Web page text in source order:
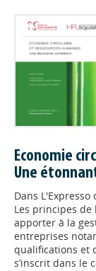
Economie
Une
Dans L'Expresso
Les principes de
apporter à la
entreprises
qualifications et
s’inscrit dans le